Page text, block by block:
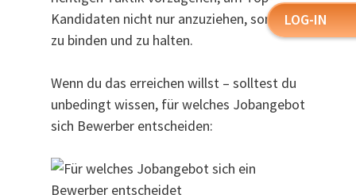
Kandidaten nicht nur anzuziehen, sondern
zu binden und zu halten.
Wenn du das erreichen willst – solltest du
unbedingt wissen, für welches Jobangebot
sich Bewerber entscheiden:
LOG-IN